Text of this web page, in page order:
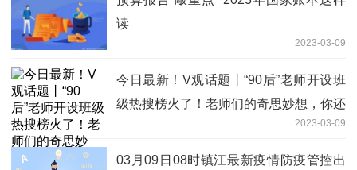
读
2023-03-09
今日最新！V观话题丨“90后”老师开设班
级热搜榜火了！老师们的奇思妙想，你还
2023-03-09
03月09日08时镇江最新疫情防疫管控出